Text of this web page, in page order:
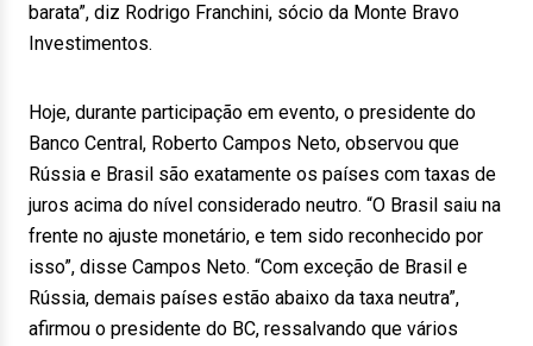
barata”, diz Rodrigo Franchini, sócio da Monte Bravo
Investimentos.
Hoje, durante participação em evento, o presidente do
Banco Central, Roberto Campos Neto, observou que
Rússia e Brasil são exatamente os países com taxas de
juros acima do nível considerado neutro. “O Brasil saiu na
frente no ajuste monetário, e tem sido reconhecido por
isso”, disse Campos Neto. “Com exceção de Brasil e
Rússia, demais países estão abaixo da taxa neutra”,
afirmou o presidente do BC, ressalvando que vários